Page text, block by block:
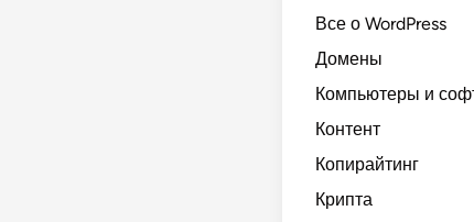
Все о WordPress
Домены
Компьютеры и
Контент
Копирайтинг
Крипта